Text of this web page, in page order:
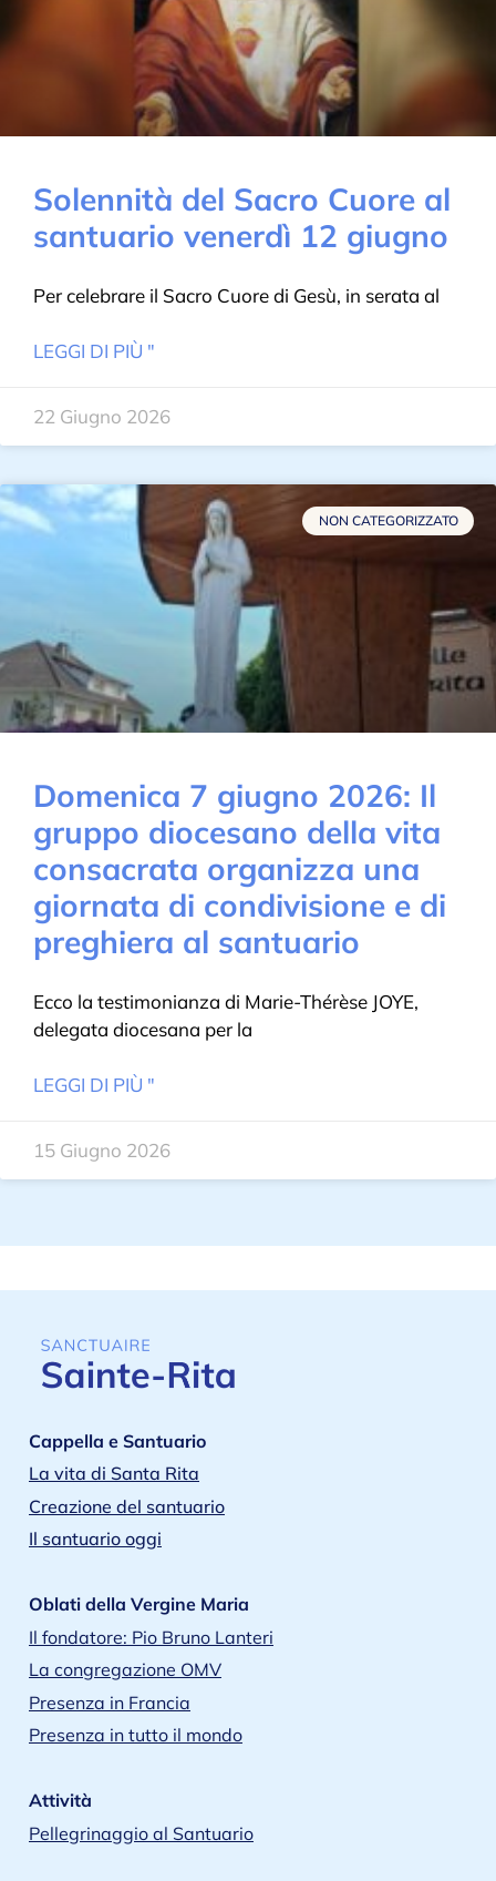
Solennità del Sacro Cuore al
santuario venerdì 12 giugno
Per celebrare il Sacro Cuore di Gesù, in serata al
LEGGI DI PIÙ "
22 Giugno 2026
NON CATEGORIZZATO
Domenica 7 giugno 2026: Il
gruppo diocesano della vita
consacrata organizza una
giornata di condivisione e di
preghiera al santuario
Ecco la testimonianza di Marie-Thérèse JOYE,
delegata diocesana per la
LEGGI DI PIÙ "
15 Giugno 2026
Cappella e Santuario
La vita di Santa Rita
Creazione del santuario
Il santuario oggi
Oblati della Vergine Maria
Il fondatore: Pio Bruno Lanteri
La congregazione OMV
Presenza in Francia
Presenza in tutto il mondo
Attività
Pellegrinaggio al Santuario